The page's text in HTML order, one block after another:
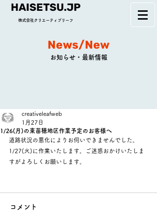
HAISETSU.JP
株式会社クリエーティブリーフ
News/New
お知らせ・最新情報
1/26(月)の東苗穂地区作業予定のお客様へ
creativeleafweb
1月27日
道路状況の悪化によりお伺いできませんでした。
1/27(火)に作業いたします。ご迷惑おかけいたしま
すがよろしくお願いします。
コメント